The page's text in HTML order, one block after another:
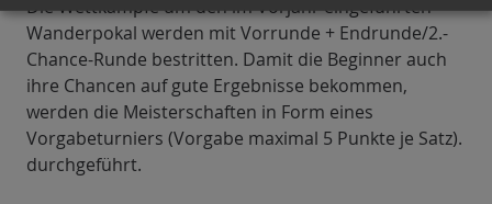
Die Wettkämpfe um den im Vorjahr eingeführten
Wanderpokal werden mit Vorrunde + Endrunde/2.-
Chance-Runde bestritten. Damit die Beginner auch
ihre Chancen auf gute Ergebnisse bekommen,
werden die Meisterschaften in Form eines
Vorgabeturniers (Vorgabe maximal 5 Punkte je Satz).
durchgeführt.